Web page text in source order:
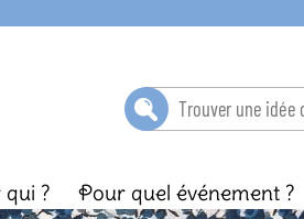
? Pour quel événement ?